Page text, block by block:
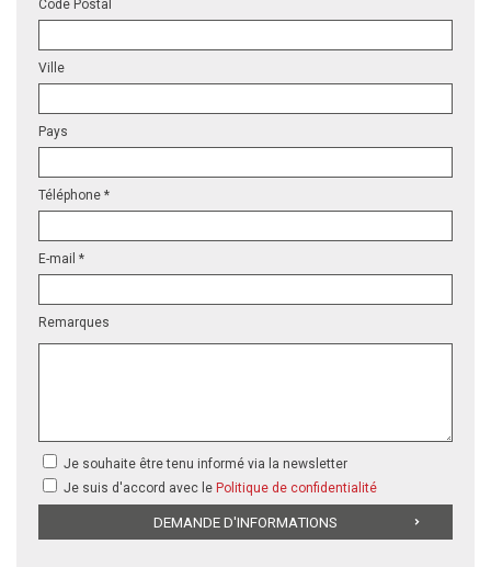
Code Postal
Ville
Pays
Téléphone *
E-mail *
Remarques
Je souhaite être tenu informé via la newsletter
Je suis d'accord avec le Politique de confidentialité